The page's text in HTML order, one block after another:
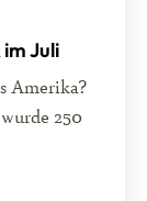
Juli
Amerika?
250